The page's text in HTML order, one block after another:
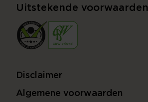
Uitstekende voorwaarden
Disclaimer
Algemene voorwaarden